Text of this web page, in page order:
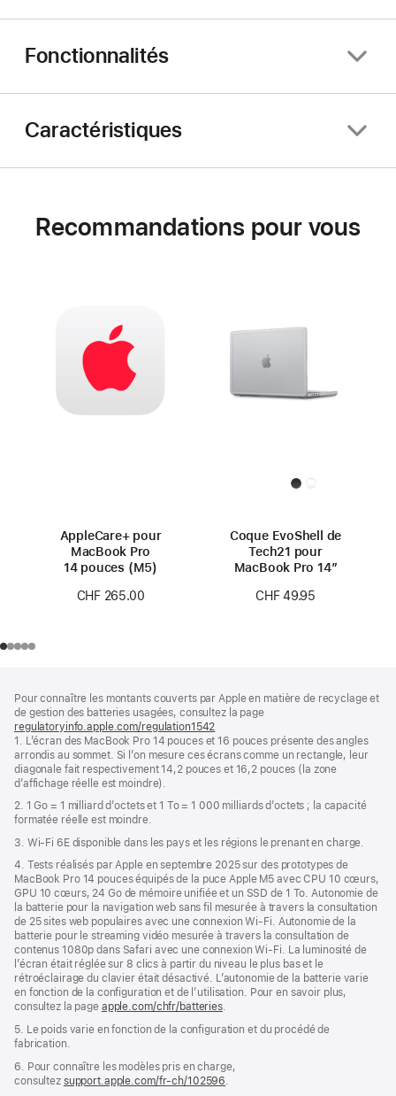
Fonctionnalités
Caractéristiques
Recommandations pour vous
AppleCare+ pour
MacBook Pro
14 pouces (M5)
CHF 265.00
Coque EvoShell de
Tech21 pour
MacBook Pro 14″
CHF 49.95
de
page
de
bas
de
page
Pour connaître les montants couverts par Apple en matière de recyclage et
de gestion des batteries usagées, consultez la page
regulatoryinfo.apple.com/regulation1542
dans
une
nouvelle
1. L’écran des MacBook Pro 14 pouces et 16 pouces présente des angles
arrondis au sommet. Si l’on mesure ces écrans comme un rectangle, leur
diagonale fait respectivement 14,2 pouces et 16,2 pouces (la zone
d’affichage réelle est moindre).
2. 1 Go = 1 milliard d’octets et 1 To = 1 000 milliards d’octets ; la capacité
formatée réelle est moindre.
3. Wi-Fi 6E disponible dans les pays et les régions le prenant en charge.
4. Tests réalisés par Apple en septembre 2025 sur des prototypes de
MacBook Pro 14 pouces équipés de la puce Apple M5 avec CPU 10 cœurs,
GPU 10 cœurs, 24 Go de mémoire unifiée et un SSD de 1 To. Autonomie de
la batterie pour la navigation web sans fil mesurée à travers la consultation
de 25 sites web populaires avec une connexion Wi-Fi. Autonomie de la
batterie pour le streaming vidéo mesurée à travers la consultation de
contenus 1080p dans Safari avec une connexion Wi-Fi. La luminosité de
l’écran était réglée sur 8 clics à partir du niveau le plus bas et le
rétroéclairage du clavier était désactivé. L’autonomie de la batterie varie
en fonction de la configuration et de l’utilisation. Pour en savoir plus,
consultez la page apple.com/chfr/batteries.
5. Le poids varie en fonction de la configuration et du procédé de
fabrication.
6. Pour connaître les modèles pris en charge,
consultez support.apple.com/fr-ch/102596